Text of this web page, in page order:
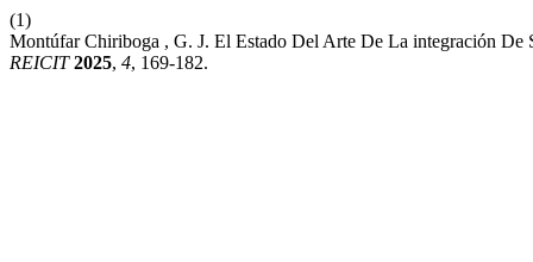
(1)
Montúfar Chiriboga , G. J. El Estado Del Arte De La integración De
REICIT 2025, 4, 169-182.